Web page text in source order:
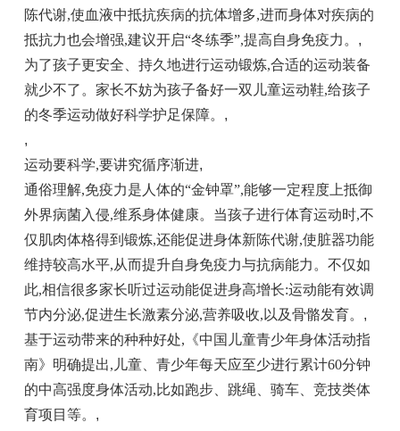
陈代谢,使血液中抵抗疾病的抗体增多,进而身体对疾病的
抵抗力也会增强,建议开启“冬练季”,提高自身免疫力。 ,
为了孩子更安全、持久地进行运动锻炼,合适的运动装备
就少不了。家长不妨为孩子备好一双儿童运动鞋,给孩子
的冬季运动做好科学护足保障。 ,
,
运动要科学,要讲究循序渐进,
通俗理解,免疫力是人体的“金钟罩”,能够一定程度上抵御
外界病菌入侵,维系身体健康。当孩子进行体育运动时,不
仅肌肉体格得到锻炼,还能促进身体新陈代谢,使脏器功能
维持较高水平,从而提升自身免疫力与抗病能力。不仅如
此,相信很多家长听过运动能促进身高增长:运动能有效调
节内分泌,促进生长激素分泌,营养吸收,以及骨骼发育。 ,
基于运动带来的种种好处,《中国儿童青少年身体活动指
南》明确提出,儿童、青少年每天应至少进行累计60分钟
的中高强度身体活动,比如跑步、跳绳、骑车、竞技类体
育项目等。 ,